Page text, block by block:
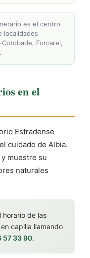
es el centro
localidades
Forcarei,
en el
Estradense
cuidado de Albia.
muestre su
naturales
horario de las
capilla llamando
57 33 90.